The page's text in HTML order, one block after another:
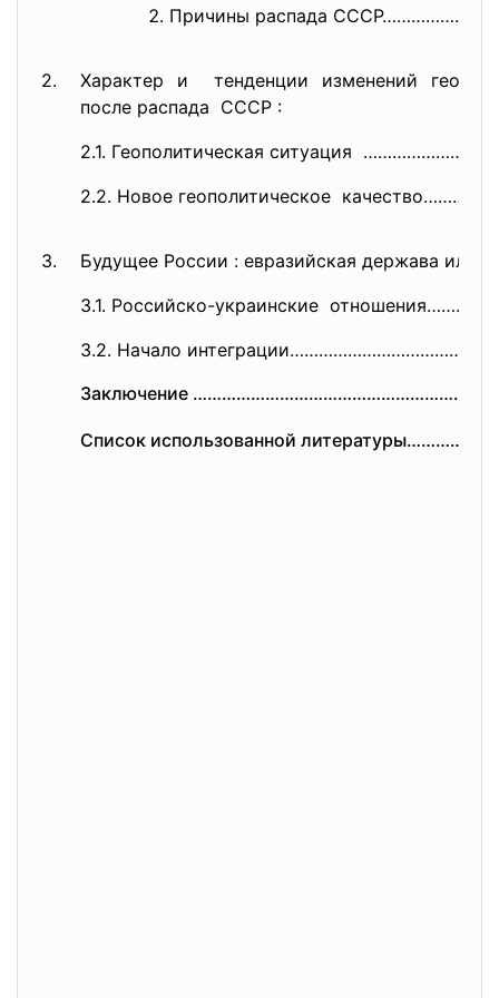
Причины распада
2. Характер и тенденции изменений
после распада СССР :
2.1. Геополитическая ситуация
2.2. Новое геополитическое
3. Будущее России : евразийская держава или
3.1. Российско-украинские
3.2. Начало интеграции………………………………
Заключение …………………………………………………
Список использованной